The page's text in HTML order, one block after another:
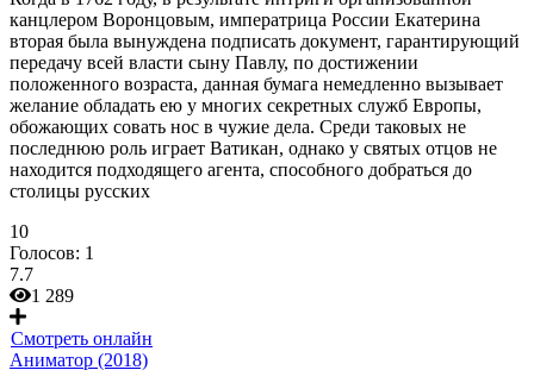
канцлером Воронцовым, императрица России Екатерина
вторая была вынуждена подписать документ, гарантирующий
передачу всей власти сыну Павлу, по достижении
положенного возраста, данная бумага немедленно вызывает
желание обладать ею у многих секретных служб Европы,
обожающих совать нос в чужие дела. Среди таковых не
последнюю роль играет Ватикан, однако у святых отцов не
находится подходящего агента, способного добраться до
столицы русских
10
Голосов: 1
7.7
1 289
Смотреть онлайн
Аниматор (2018)